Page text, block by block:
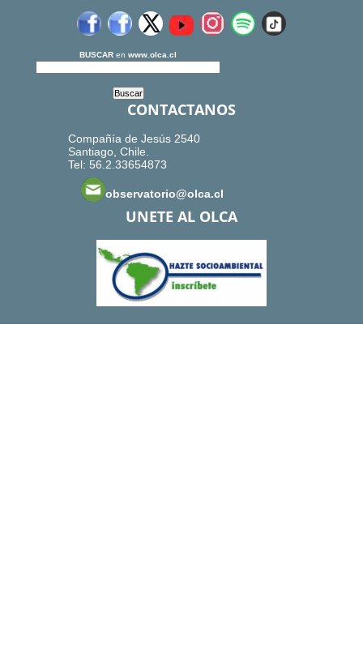
BUSCAR en www.olca.cl
CONTACTANOS
Compañía de Jesús 2540
Santiago, Chile.
Tel: 56.2.33654873
observatorio@olca.cl
UNETE AL OLCA